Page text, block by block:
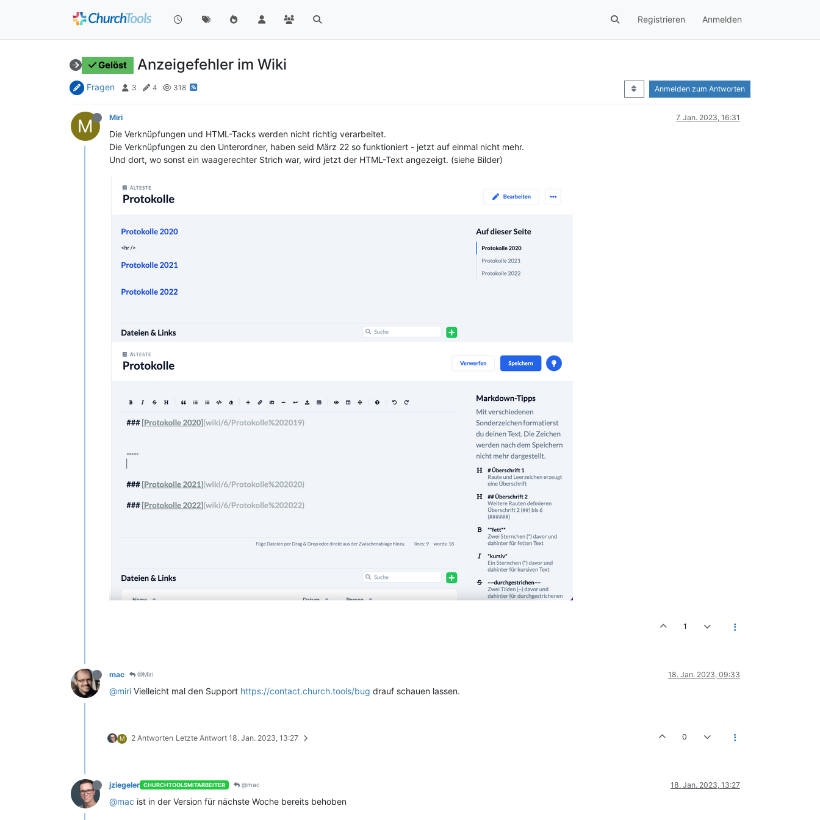
Registrieren Anmelden
Gelöst Anzeigefehler im Wiki
Fragen 3 4 318 Anmelden zum Antworten
M Miri 7. Jan. 2023, 16:31
Die Verknüpfungen und HTML-Tacks werden nicht richtig verarbeitet.
Die Verknüpfungen zu den Unterordner, haben seid März 22 so funktioniert - jetzt auf einmal nicht mehr.
Und dort, wo sonst ein waagerechter Strich war, wird jetzt der HTML-Text angezeigt. (siehe Bilder)
1
mac @Miri 18. Jan. 2023, 09:33
@miri Vielleicht mal den Support https://contact.church.tools/bug drauf schauen lassen.
M 2 Antworten Letzte Antwort 18. Jan. 2023, 13:27 0
jziegeler CHURCHTOOLSMITARBEITER @mac 18. Jan. 2023, 13:27
@mac ist in der Version für nächste Woche bereits behoben